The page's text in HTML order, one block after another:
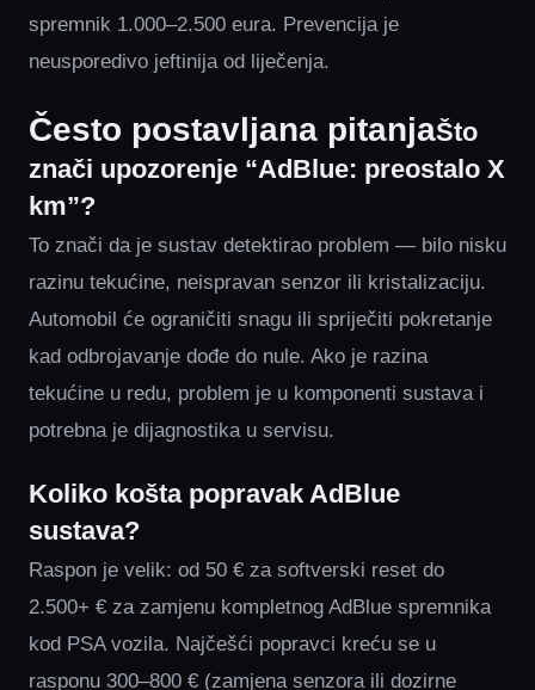
spremnik 1.000–2.500 eura. Prevencija je
neusporedivo jeftinija od liječenja.
Često postavljana pitanjaŠto
znači upozorenje “AdBlue: preostalo X
km”?
To znači da je sustav detektirao problem — bilo nisku
razinu tekućine, neispravan senzor ili kristalizaciju.
Automobil će ograničiti snagu ili spriječiti pokretanje
kad odbrojavanje dođe do nule. Ako je razina
tekućine u redu, problem je u komponenti sustava i
potrebna je dijagnostika u servisu.
Koliko košta popravak AdBlue
sustava?
Raspon je velik: od 50 € za softverski reset do
2.500+ € za zamjenu kompletnog AdBlue spremnika
kod PSA vozila. Najčešći popravci kreću se u
rasponu 300–800 € (zamjena senzora ili dozirne